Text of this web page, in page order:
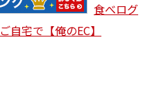
食べログ
自宅で【俺のEC】